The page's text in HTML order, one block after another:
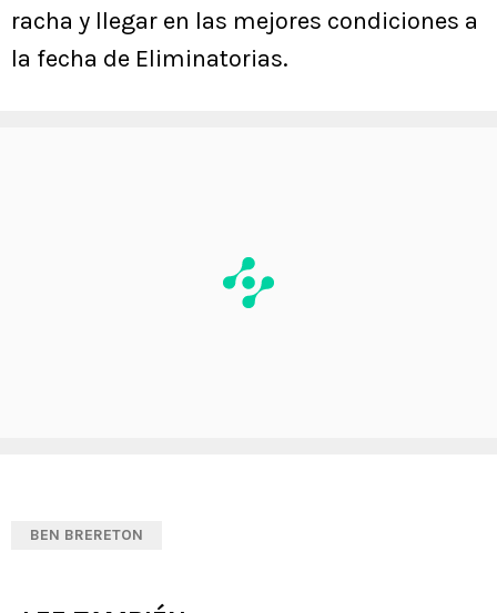
racha y llegar en las mejores condiciones a
la fecha de Eliminatorias.
BEN BRERETON